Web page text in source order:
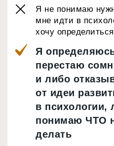
Я не понимаю
мне идти в
хочу определиться
Я
перестаю
и либо
от идеи
в психологии,
понимаю ЧТО
делать